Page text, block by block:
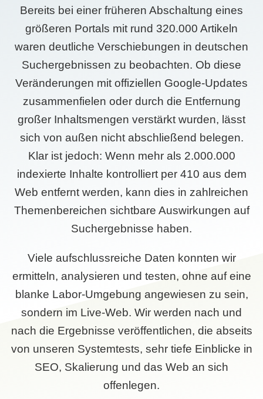
Bereits bei einer früheren Abschaltung eines
größeren Portals mit rund 320.000 Artikeln
waren deutliche Verschiebungen in deutschen
Suchergebnissen zu beobachten. Ob diese
Veränderungen mit offiziellen Google-Updates
zusammenfielen oder durch die Entfernung
großer Inhaltsmengen verstärkt wurden, lässt
sich von außen nicht abschließend belegen.
Klar ist jedoch: Wenn mehr als 2.000.000
indexierte Inhalte kontrolliert per 410 aus dem
Web entfernt werden, kann dies in zahlreichen
Themenbereichen sichtbare Auswirkungen auf
Suchergebnisse haben.
Viele aufschlussreiche Daten konnten wir
ermitteln, analysieren und testen, ohne auf eine
blanke Labor-Umgebung angewiesen zu sein,
sondern im Live-Web. Wir werden nach und
nach die Ergebnisse veröffentlichen, die abseits
von unseren Systemtests, sehr tiefe Einblicke in
SEO, Skalierung und das Web an sich
offenlegen.